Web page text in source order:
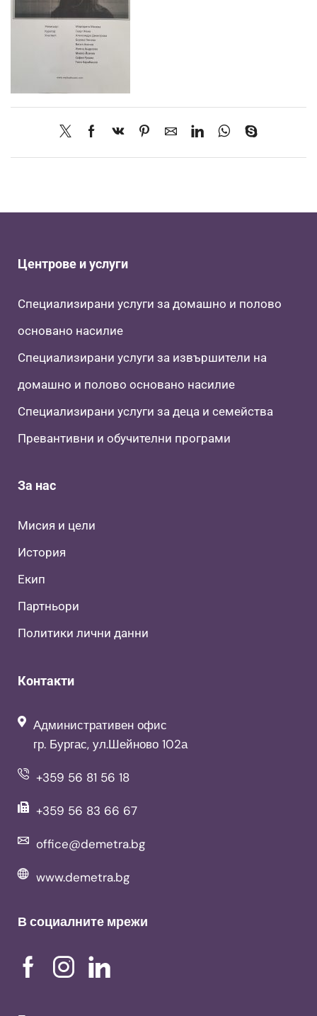
Центрове и услуги
Специализирани услуги за домашно и полово
основано насилие
Специализирани услуги за извършители на
домашно и полово основано насилие
Специализирани услуги за деца и семейства
Превантивни и обучителни програми
За нас
Мисия и цели
История
Екип
Партньори
Политики лични данни
Контакти
Административен офис
гр. Бургас, ул.Шейново 102а
+359 56 81 56 18
+359 56 83 66 67
office@demetra.bg
www.demetra.bg
В социалните мрежи